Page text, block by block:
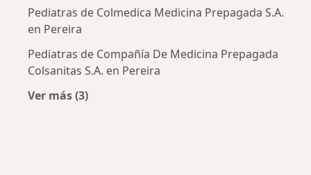
Pediatras de Colmedica Medicina Prepagada S.A.
en Pereira
Pediatras de Compañía De Medicina Prepagada
Colsanitas S.A. en Pereira
Ver más (3)